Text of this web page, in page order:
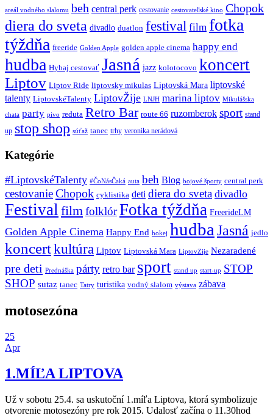
areál vodného slalomu beh central perk cestovanie cestovateľské kino Chopok
diera do sveta divadlo duatlon festival film fotka
týždňa freeride Golden Apple golden apple cinema happy end
hudba Hybaj cestovať Jasná jazz kolotocovo koncert
Liptov Liptov Ride liptovsky mikulas Liptovská Mara liptovské
talenty LiptovskéTalenty LiptovŽije LNJH marina liptov Mikulášska
chata party pivo reduta Retro Bar route 66 ruzomberok sport stand
up stop shop súťaž tanec trhy veronika nerádová
Kategórie
#LiptovskéTalenty #ČoNásČaká auta beh Blog bojové športy central perk
cestovanieChopok cyklistika deti diera do sveta divadlo
Festival filmfolklórFotka týždňa FreerideLM
Golden Apple Cinema Happy End hokej hudba Jasná jedlo
koncertkultúra Liptov Liptovská Mara LiptovZije Nezaradené
pre deti Prednáška párty retro bar sport stand up start-up STOP
SHOP sutaz tanec Tatry turistika vodný slalom výstava zábava
motosezóna
25
Apr
1.MÍĽA LIPTOVA
Už v sobotu 25.4. sa uskutoční 1.míľa Liptova, ktorá symbolizuje
otvorenie motosezóny pre rok 2015. Udalosť začína o 11.30hod